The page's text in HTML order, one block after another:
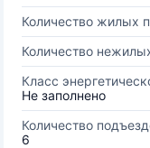
Количество жилых
Количество
Класс
Не заполнено
Количество
6